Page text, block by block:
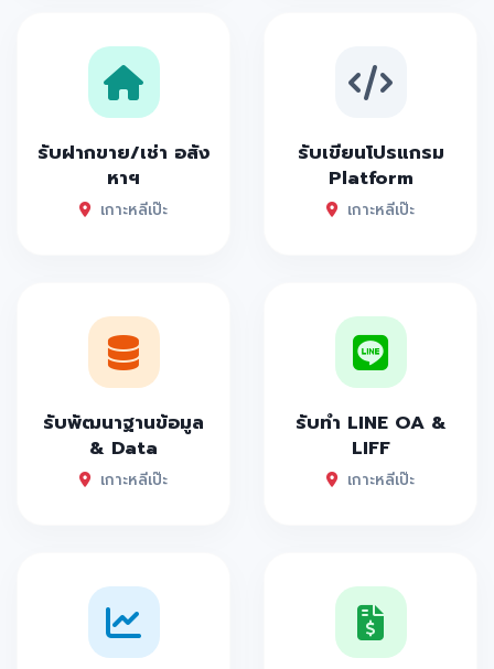
รับฝากขาย/เช่า อสัง
หาฯ
เกาะหลีเป๊ะ
รับเขียนโปรแกรม
Platform
เกาะหลีเป๊ะ
รับพัฒนาฐานข้อมูล
& Data
เกาะหลีเป๊ะ
รับทำ LINE OA &
LIFF
เกาะหลีเป๊ะ